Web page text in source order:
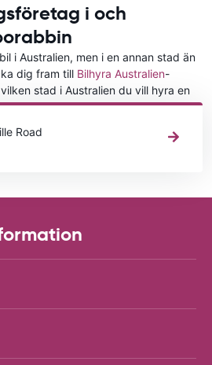
i och
i Australien, men i en annan stad än
dig fram till Bilhyra Australien-
stad i Australien du vill hyra en
Road